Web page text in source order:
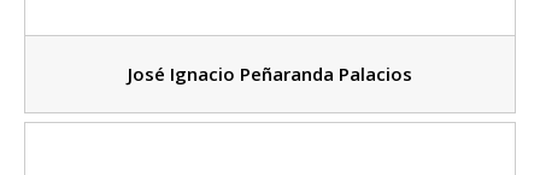
José Ignacio Peñaranda Palacios